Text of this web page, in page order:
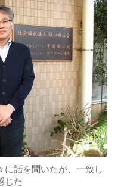
に話を聞いたが、一致し
じた